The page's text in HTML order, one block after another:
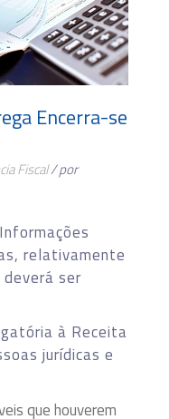
Encerra-se
Fiscal/ por
relativamente
ser
à Receita
jurídicas e
que houverem